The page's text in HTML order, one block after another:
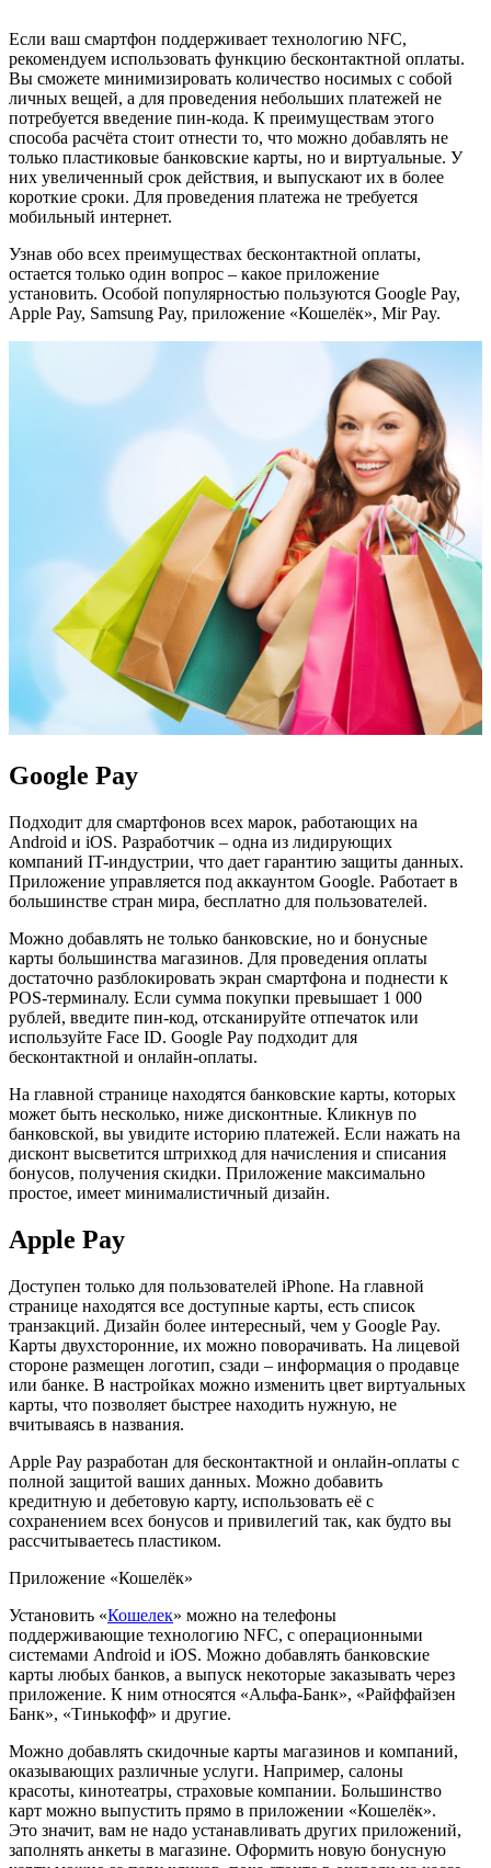
Если ваш смартфон поддерживает технологию NFC,
рекомендуем использовать функцию бесконтактной оплаты.
Вы сможете минимизировать количество носимых с собой
личных вещей, а для проведения небольших платежей не
потребуется введение пин-кода. К преимуществам этого
способа расчёта стоит отнести то, что можно добавлять не
только пластиковые банковские карты, но и виртуальные. У
них увеличенный срок действия, и выпускают их в более
короткие сроки. Для проведения платежа не требуется
мобильный интернет.
Узнав обо всех преимуществах бесконтактной оплаты,
остается только один вопрос – какое приложение
установить. Особой популярностью пользуются Google Pay,
Apple Pay, Samsung Pay, приложение «Кошелёк», Mir Pay.
Google Pay
Подходит для смартфонов всех марок, работающих на
Android и iOS. Разработчик – одна из лидирующих
компаний IT-индустрии, что дает гарантию защиты данных.
Приложение управляется под аккаунтом Google. Работает в
большинстве стран мира, бесплатно для пользователей.
Можно добавлять не только банковские, но и бонусные
карты большинства магазинов. Для проведения оплаты
достаточно разблокировать экран смартфона и поднести к
POS-терминалу. Если сумма покупки превышает 1 000
рублей, введите пин-код, отсканируйте отпечаток или
используйте Face ID. Google Pay подходит для
бесконтактной и онлайн-оплаты.
На главной странице находятся банковские карты, которых
может быть несколько, ниже дисконтные. Кликнув по
банковской, вы увидите историю платежей. Если нажать на
дисконт высветится штрихкод для начисления и списания
бонусов, получения скидки. Приложение максимально
простое, имеет минималистичный дизайн.
Apple Pay
Доступен только для пользователей iPhone. На главной
странице находятся все доступные карты, есть список
транзакций. Дизайн более интересный, чем у Google Pay.
Карты двухсторонние, их можно поворачивать. На лицевой
стороне размещен логотип, сзади – информация о продавце
или банке. В настройках можно изменить цвет виртуальных
карты, что позволяет быстрее находить нужную, не
вчитываясь в названия.
Apple Pay разработан для бесконтактной и онлайн-оплаты с
полной защитой ваших данных. Можно добавить
кредитную и дебетовую карту, использовать её с
сохранением всех бонусов и привилегий так, как будто вы
рассчитываетесь пластиком.
Приложение «Кошелёк»
Установить «Кошелек» можно на телефоны
поддерживающие технологию NFC, с операционными
системами Android и iOS. Можно добавлять банковские
карты любых банков, а выпуск некоторые заказывать через
приложение. К ним относятся «Альфа-Банк», «Райффайзен
Банк», «Тинькофф» и другие.
Можно добавлять скидочные карты магазинов и компаний,
оказывающих различные услуги. Например, салоны
красоты, кинотеатры, страховые компании. Большинство
карт можно выпустить прямо в приложении «Кошелёк».
Это значит, вам не надо устанавливать других приложений,
заполнять анкеты в магазине. Оформить новую бонусную